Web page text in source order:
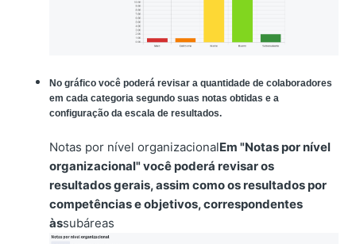
No gráfico você poderá revisar a quantidade de colaboradores
em cada categoria segundo suas notas obtidas e a
configuração da escala de resultados.
Notas por nível organizacionalEm "Notas por nível
organizacional" você poderá revisar os
resultados gerais, assim como os resultados por
competências e objetivos, correspondentes
àssubáreas